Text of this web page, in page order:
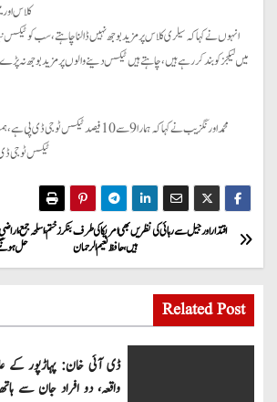
کلاس اور
انہوں نے کہا کہ سیلری کلاس پر مزید بوجھ نہیں ڈالنا چاہتے، سب کو ٹیکس
میں لیکجز کو بند کر رہے ہیں، چاہتے ہیں ٹیکس دینے والوں پر مزید بوجھ
ٹیکس ٹو جی ڈی پی ساڑھے
P
o
s
t
بنکرز ختم ، اسلحہ جمع ،
حل
اقتدار اور جیل سے رہائی کی نظریں بھی امریکا کی طرف
ہیں، حافظ نعیم الرحمان
Related Post
ڈی آئی خان: پہاڑپور کے
واقعہ، دو افراد جان سے